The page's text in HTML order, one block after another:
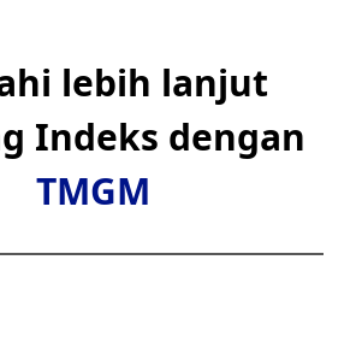
lebih lanjut
Indeks dengan
TMGM